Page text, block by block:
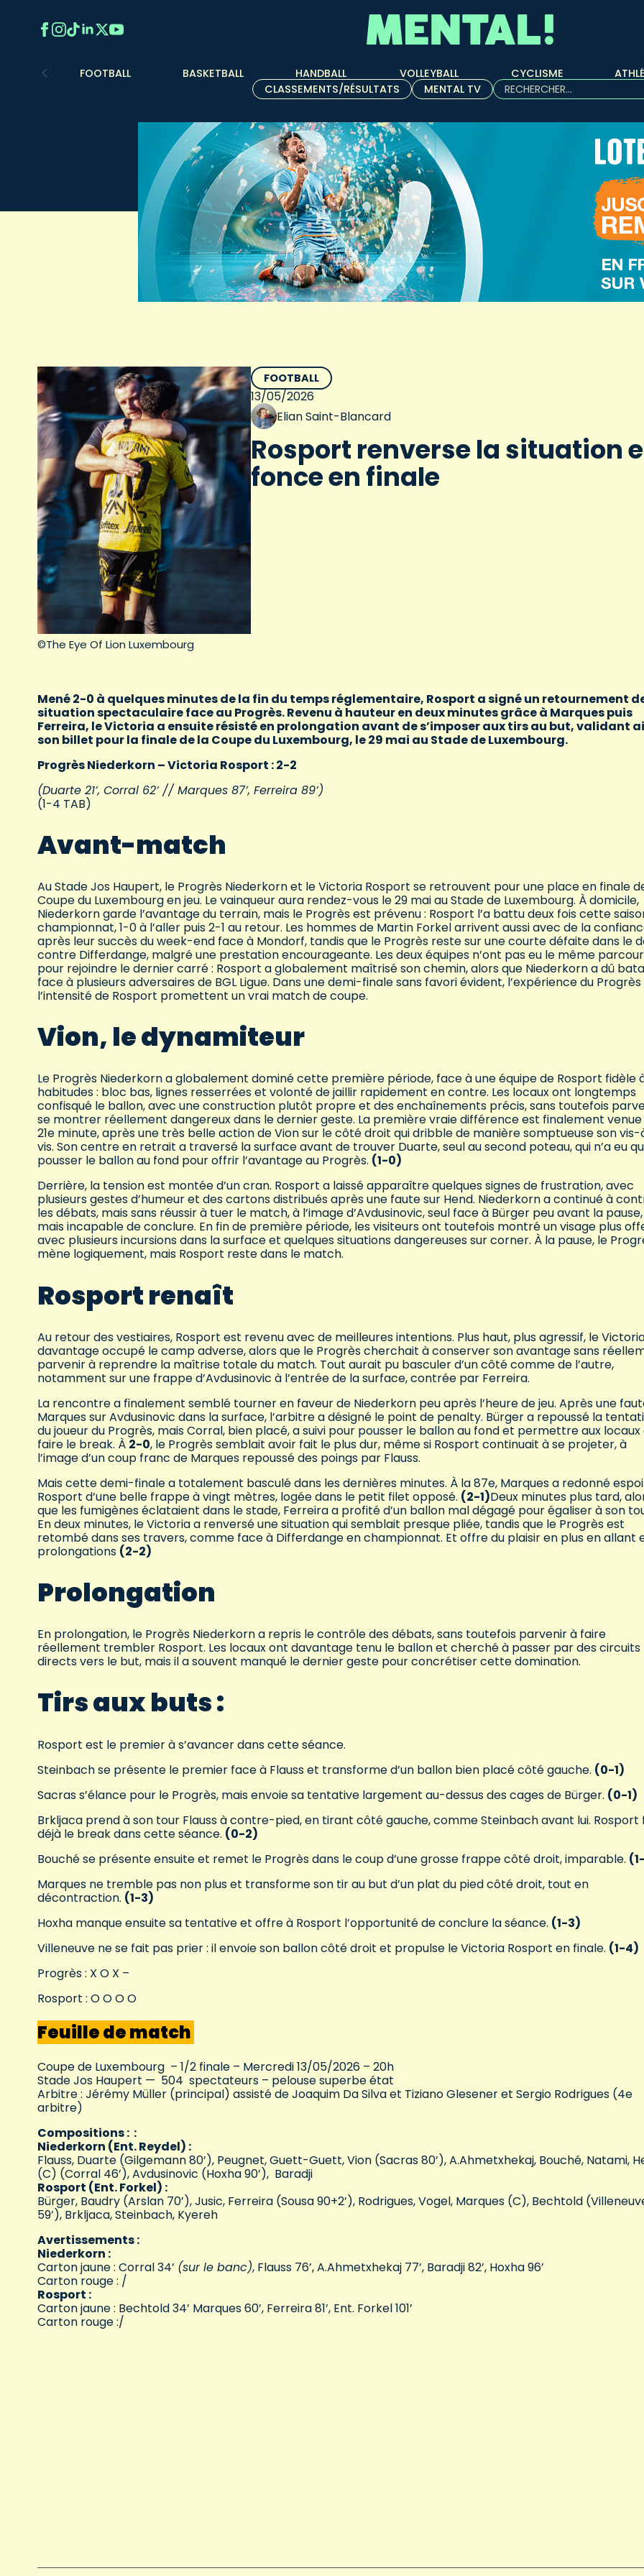
FOOTBALL BASKETBALL HANDBALL VOLLEYBALL CYCLISME
CLASSEMENTS/RÉSULTATS
MENTAL TV
Rechercher :
©The Eye Of Lion Luxembourg
FOOTBALL
13/05/2026
Elian Saint-Blancard
Rosport renverse la situation
fonce en finale
Mené 2-0 à quelques minutes de la fin du temps réglementaire, Rosport a signé un retournement
situation spectaculaire face au Progrès. Revenu à hauteur en deux minutes grâce à Marques puis
Ferreira, le Victoria a ensuite résisté en prolongation avant de s’imposer aux tirs au but, validant
son billet pour la finale de la Coupe du Luxembourg, le 29 mai au Stade de Luxembourg.
Progrès Niederkorn – Victoria Rosport : 2-2
(Duarte 21’, Corral 62’ // Marques 87’, Ferreira 89’)
(1-4 TAB)
Avant-match
Au Stade Jos Haupert, le Progrès Niederkorn et le Victoria Rosport se retrouvent pour une place en finale
Coupe du Luxembourg en jeu. Le vainqueur aura rendez-vous le 29 mai au Stade de Luxembourg. À domicile,
Niederkorn garde l’avantage du terrain, mais le Progrès est prévenu : Rosport l’a battu deux fois cette
championnat, 1-0 à l’aller puis 2-1 au retour. Les hommes de Martin Forkel arrivent aussi avec de la
après leur succès du week-end face à Mondorf, tandis que le Progrès reste sur une courte défaite dans le
contre Differdange, malgré une prestation encourageante. Les deux équipes n’ont pas eu le même
pour rejoindre le dernier carré : Rosport a globalement maîtrisé son chemin, alors que Niederkorn a dû
face à plusieurs adversaires de BGL Ligue. Dans une demi-finale sans favori évident, l’expérience du
l’intensité de Rosport promettent un vrai match de coupe.
Vion, le dynamiteur
Le Progrès Niederkorn a globalement dominé cette première période, face à une équipe de Rosport fidèle
habitudes : bloc bas, lignes resserrées et volonté de jaillir rapidement en contre. Les locaux ont longtemps
confisqué le ballon, avec une construction plutôt propre et des enchaînements précis, sans toutefois
se montrer réellement dangereux dans le dernier geste. La première vraie différence est finalement venue
21e minute, après une très belle action de Vion sur le côté droit qui dribble de manière somptueuse son
vis. Son centre en retrait a traversé la surface avant de trouver Duarte, seul au second poteau, qui n’a eu
pousser le ballon au fond pour offrir l’avantage au Progrès. (1-0)
Derrière, la tension est montée d’un cran. Rosport a laissé apparaître quelques signes de frustration, avec
plusieurs gestes d’humeur et des cartons distribués après une faute sur Hend. Niederkorn a continué à
les débats, mais sans réussir à tuer le match, à l’image d’Avdusinovic, seul face à Bürger peu avant la pause,
mais incapable de conclure. En fin de première période, les visiteurs ont toutefois montré un visage plus
avec plusieurs incursions dans la surface et quelques situations dangereuses sur corner. À la pause, le
mène logiquement, mais Rosport reste dans le match.
Rosport renaît
Au retour des vestiaires, Rosport est revenu avec de meilleures intentions. Plus haut, plus agressif, le
davantage occupé le camp adverse, alors que le Progrès cherchait à conserver son avantage sans
parvenir à reprendre la maîtrise totale du match. Tout aurait pu basculer d’un côté comme de l’autre,
notamment sur une frappe d’Avdusinovic à l’entrée de la surface, contrée par Ferreira.
La rencontre a finalement semblé tourner en faveur de Niederkorn peu après l’heure de jeu. Après une
Marques sur Avdusinovic dans la surface, l’arbitre a désigné le point de penalty. Bürger a repoussé la
du joueur du Progrès, mais Corral, bien placé, a suivi pour pousser le ballon au fond et permettre aux locaux
faire le break. À 2-0, le Progrès semblait avoir fait le plus dur, même si Rosport continuait à se projeter, à
l’image d’un coup franc de Marques repoussé des poings par Flauss.
Mais cette demi-finale a totalement basculé dans les dernières minutes. À la 87e, Marques a redonné
Rosport d’une belle frappe à vingt mètres, logée dans le petit filet opposé. (2-1)Deux minutes plus tard,
que les fumigènes éclataient dans le stade, Ferreira a profité d’un ballon mal dégagé pour égaliser à son
En deux minutes, le Victoria a renversé une situation qui semblait presque pliée, tandis que le Progrès est
retombé dans ses travers, comme face à Differdange en championnat. Et offre du plaisir en plus en allant
prolongations (2-2)
Prolongation
En prolongation, le Progrès Niederkorn a repris le contrôle des débats, sans toutefois parvenir à faire
réellement trembler Rosport. Les locaux ont davantage tenu le ballon et cherché à passer par des circuits
directs vers le but, mais il a souvent manqué le dernier geste pour concrétiser cette domination.
Tirs aux buts :
Rosport est le premier à s’avancer dans cette séance.
Steinbach se présente le premier face à Flauss et transforme d’un ballon bien placé côté gauche. (0-1)
Sacras s’élance pour le Progrès, mais envoie sa tentative largement au-dessus des cages de Bürger. (0-1)
Brkljaca prend à son tour Flauss à contre-pied, en tirant côté gauche, comme Steinbach avant lui. Rosport
déjà le break dans cette séance. (0-2)
Bouché se présente ensuite et remet le Progrès dans le coup d’une grosse frappe côté droit, imparable.
Marques ne tremble pas non plus et transforme son tir au but d’un plat du pied côté droit, tout en
décontraction. (1-3)
Hoxha manque ensuite sa tentative et offre à Rosport l’opportunité de conclure la séance. (1-3)
Villeneuve ne se fait pas prier : il envoie son ballon côté droit et propulse le Victoria Rosport en finale. (1-4)
Progrès : X O X –
Rosport : O O O O
Feuille de match
Coupe de Luxembourg – 1/2 finale – Mercredi 13/05/2026 – 20h
Stade Jos Haupert — 504 spectateurs – pelouse superbe état
Arbitre : Jérémy Müller (principal) assisté de Joaquim Da Silva et Tiziano Glesener et Sergio Rodrigues (4e
arbitre)
Compositions : :
Niederkorn (Ent. Reydel) :
Flauss, Duarte (Gilgemann 80’), Peugnet, Guett-Guett, Vion (Sacras 80’), A.Ahmetxhekaj, Bouché, Natami,
(C) (Corral 46’), Avdusinovic (Hoxha 90’), Baradji
Rosport (Ent. Forkel) :
Bürger, Baudry (Arslan 70’), Jusic, Ferreira (Sousa 90+2’), Rodrigues, Vogel, Marques (C), Bechtold
59’), Brkljaca, Steinbach, Kyereh
Avertissements :
Niederkorn :
Carton jaune : Corral 34’ (sur le banc), Flauss 76’, A.Ahmetxhekaj 77’, Baradji 82’, Hoxha 96’
Carton rouge : /
Rosport :
Carton jaune : Bechtold 34’ Marques 60’, Ferreira 81’, Ent. Forkel 101’
Carton rouge :/